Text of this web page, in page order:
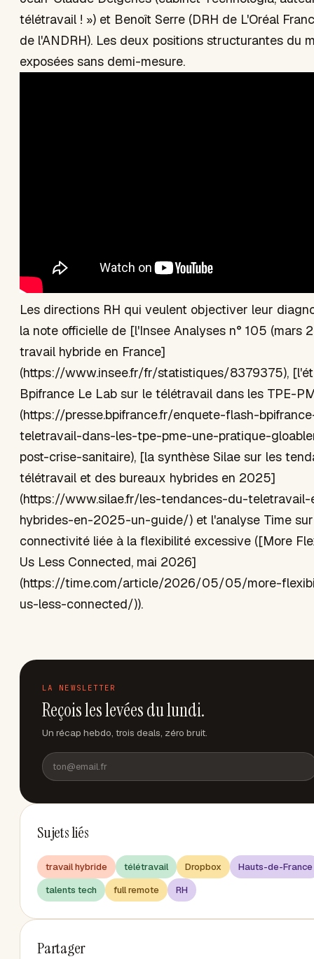
télétravail ! ») et Benoît Serre (DRH de L'Oréal
de l'ANDRH). Les deux positions structurantes du
exposées sans demi-mesure.
Les directions RH qui veulent objectiver leur
la note officielle de [l'Insee Analyses n° 105 (mars
travail hybride en France]
(https://www.insee.fr/fr/statistiques/8379375),
Bpifrance Le Lab sur le télétravail dans les TPE-
(https://presse.bpifrance.fr/enquete-flash-
teletravail-dans-les-tpe-pme-une-pratique-
post-crise-sanitaire), [la synthèse Silae sur les
télétravail et des bureaux hybrides en 2025]
(https://www.silae.fr/les-tendances-du-
hybrides-en-2025-un-guide/) et l'analyse Time
connectivité liée à la flexibilité excessive ([More
Us Less Connected, mai 2026]
(https://time.com/article/2026/05/05/more-
us-less-connected/)).
LA NEWSLETTER
Reçois les levées du lundi.
Un récap hebdo, trois deals, zéro bruit.
Sujets liés
travail hybride télétravail Dropbox
Hauts-de-France
talents tech
full remote RH
Partager